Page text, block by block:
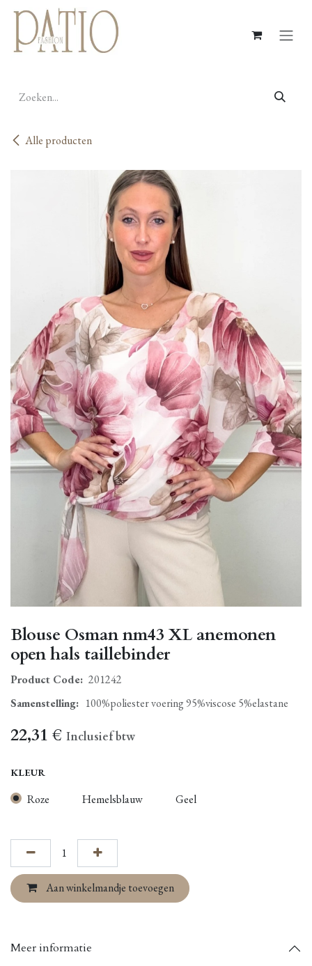
Overslaan naar inhoud
Alle producten
Blouse Osman nm43 XL anemonen
open hals taillebinder
Product Code: 201242
Samenstelling: 100%poliester voering 95%viscose 5%elastane
22,31 € Inclusief btw
KLEUR
Roze Hemelsblauw Geel
Aan winkelmandje toevoegen
Meer informatie